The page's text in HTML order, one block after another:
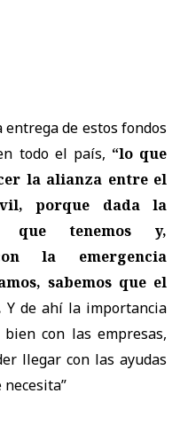
de estos fondos
todo el país, “lo que
la alianza entre el
porque dada la
que tenemos y,
la emergencia
sabemos que el
Y de ahí la importancia
con las empresas,
llegar con las ayudas